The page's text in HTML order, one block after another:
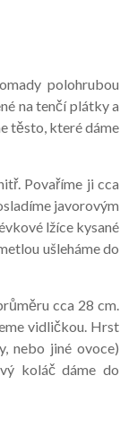
polohrubou
na tenčí plátky a
těsto, které dáme
Povaříme ji cca
javorovým
lžíce kysané
ušleháme do
cca 28 cm.
vidličkou. Hrst
nebo jiné ovoce)
koláč dáme do